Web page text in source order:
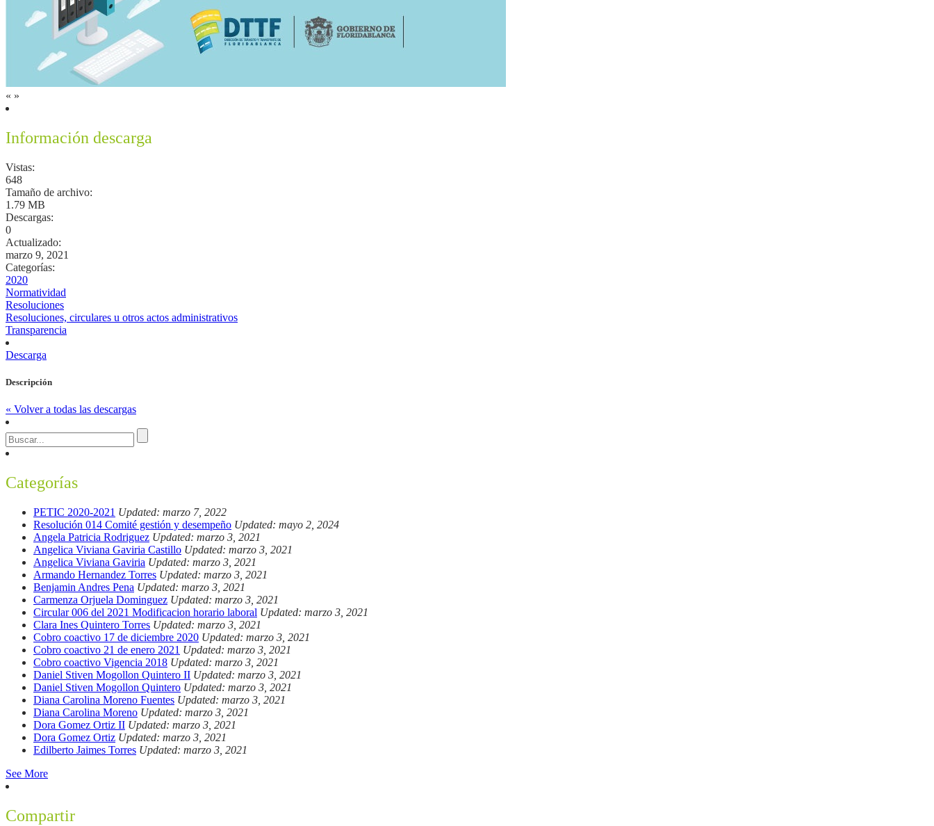
« »
Información descarga
Vistas:
648
Tamaño de archivo:
1.79 MB
Descargas:
0
Actualizado:
marzo 9, 2021
Categorías:
2020
Normatividad
Resoluciones
Resoluciones, circulares u otros actos administrativos
Transparencia
Descarga
Descripción
« Volver a todas las descargas
Categorías
PETIC 2020-2021 Updated: marzo 7, 2022
Resolución 014 Comité gestión y desempeño Updated: mayo 2, 2024
Angela Patricia Rodriguez Updated: marzo 3, 2021
Angelica Viviana Gaviria Castillo Updated: marzo 3, 2021
Angelica Viviana Gaviria Updated: marzo 3, 2021
Armando Hernandez Torres Updated: marzo 3, 2021
Benjamin Andres Pena Updated: marzo 3, 2021
Carmenza Orjuela Dominguez Updated: marzo 3, 2021
Circular 006 del 2021 Modificacion horario laboral Updated: marzo 3, 2021
Clara Ines Quintero Torres Updated: marzo 3, 2021
Cobro coactivo 17 de diciembre 2020 Updated: marzo 3, 2021
Cobro coactivo 21 de enero 2021 Updated: marzo 3, 2021
Cobro coactivo Vigencia 2018 Updated: marzo 3, 2021
Daniel Stiven Mogollon Quintero II Updated: marzo 3, 2021
Daniel Stiven Mogollon Quintero Updated: marzo 3, 2021
Diana Carolina Moreno Fuentes Updated: marzo 3, 2021
Diana Carolina Moreno Updated: marzo 3, 2021
Dora Gomez Ortiz II Updated: marzo 3, 2021
Dora Gomez Ortiz Updated: marzo 3, 2021
Edilberto Jaimes Torres Updated: marzo 3, 2021
See More
Compartir